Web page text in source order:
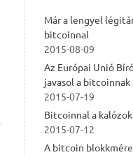
Már a lengyel
bitcoinnal
2015-08-09
Az Európai Unió
javasol a bitcoinnak
2015-07-19
Bitcoinnal a
2015-07-12
A bitcoin